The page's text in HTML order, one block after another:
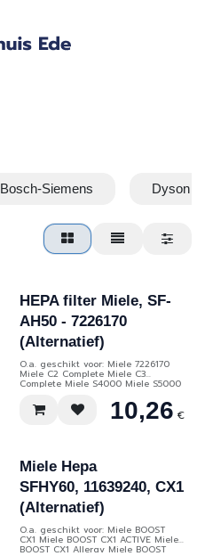
Bosch-Siemens Dyson
HEPA filter Miele, SF-
AH50 - 7226170
(Alternatief)
O.a. geschikt voor: Miele 7226170
Miele C2 Complete Miele C3
Complete Miele S4000 Miele S5000
Miele S6230 Miele S6240 Miele
S6290 Silence Miele S6350 Miele
S6760 Miele S6999 Miele S8000
10,26 €
Miele Hepa
SFHY60, 11639240, CX1
(Alternatief)
O.a. geschikt voor: Miele BOOST
CX1 Miele BOOST CX1 ACTIVE Miele
BOOST CX1 Allergy Miele BOOST